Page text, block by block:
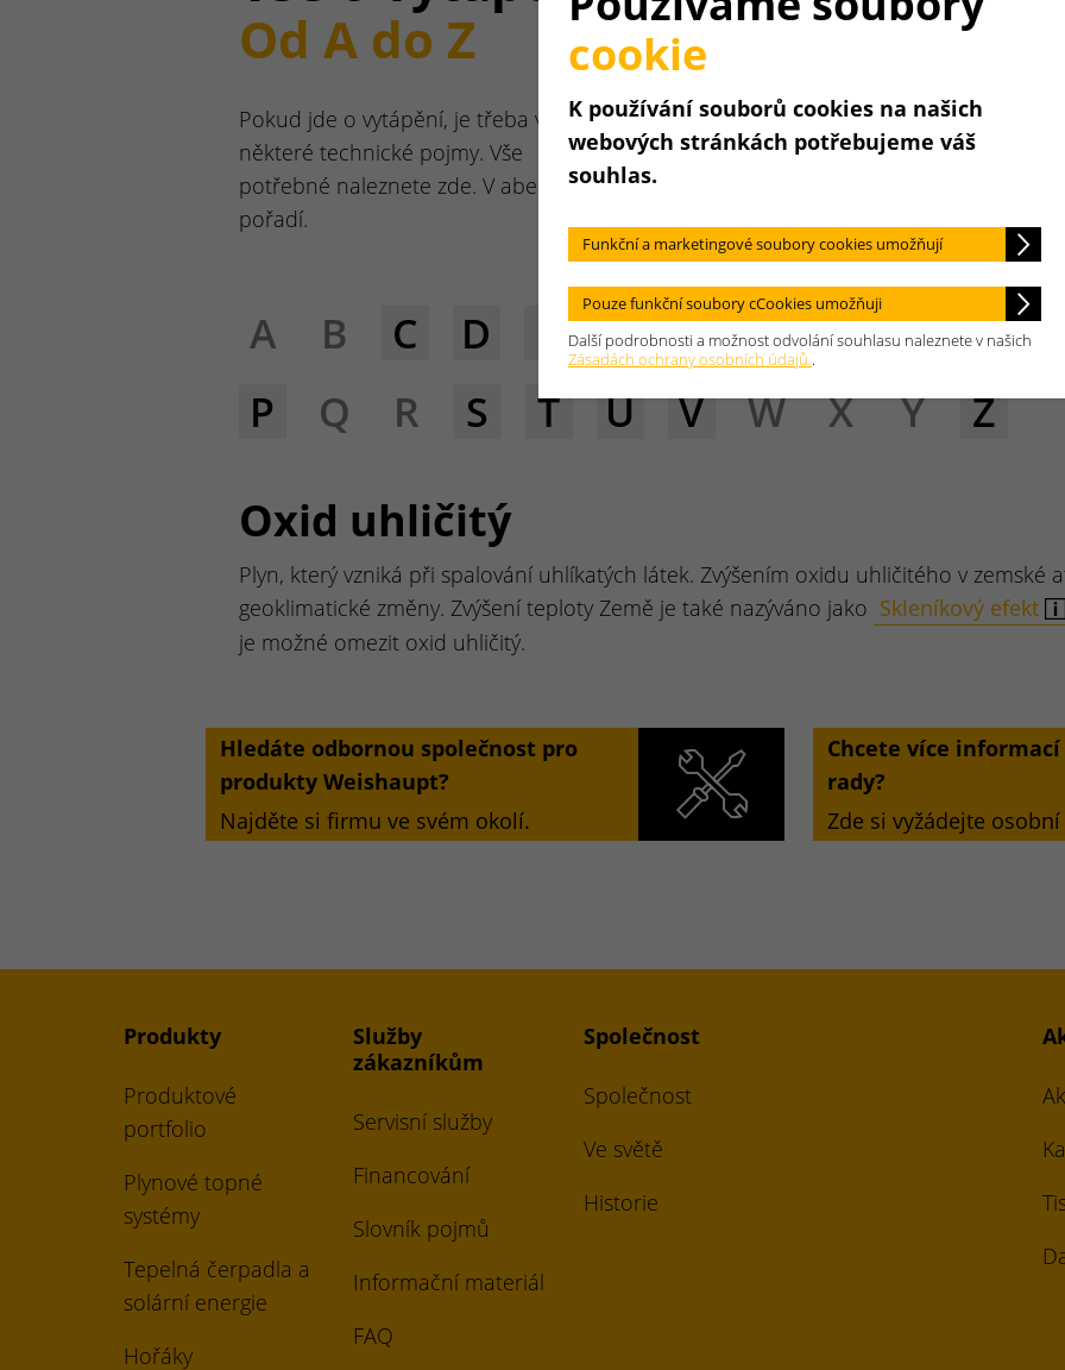
Od A do Z
Pokud jde o vytápění, je třeba vysvětlit
některé technické pojmy. Vše
potřebné naleznete zde. V abecedním
pořadí.
A B C D F G H I J K
L
P
Q R S T U V W X Y Z
Oxid uhličitý
Plyn, který vzniká při spalování uhlíkatých látek. Zvýšením oxidu uhličitého v zemské
geoklimatické změny. Zvýšení teploty Země je také nazýváno jako Skleníkový efekt
je možné omezit oxid uhličitý.
Hledáte odbornou společnost pro
produkty Weishaupt?
Najděte si firmu ve svém okolí.
Chcete více
rady?
Zde si vyžádejte
Produkty
Produktové
portfolio
Plynové topné
systémy
Tepelná čerpadla a
solární energie
Hořáky
Služby
zákazníkům
Servisní služby
Financování
Slovník pojmů
Informační materiál
FAQ
Společnost
Společnost
Ve světě
Historie
cookie
K používání souborů cookies na našich
webových stránkách potřebujeme váš
souhlas.
Funkční a marketingové soubory cookies umožňují
Pouze funkční soubory cCookies umožňuji
Další podrobnosti a možnost odvolání souhlasu naleznete v našich
Zásadách ochrany osobních údajů..